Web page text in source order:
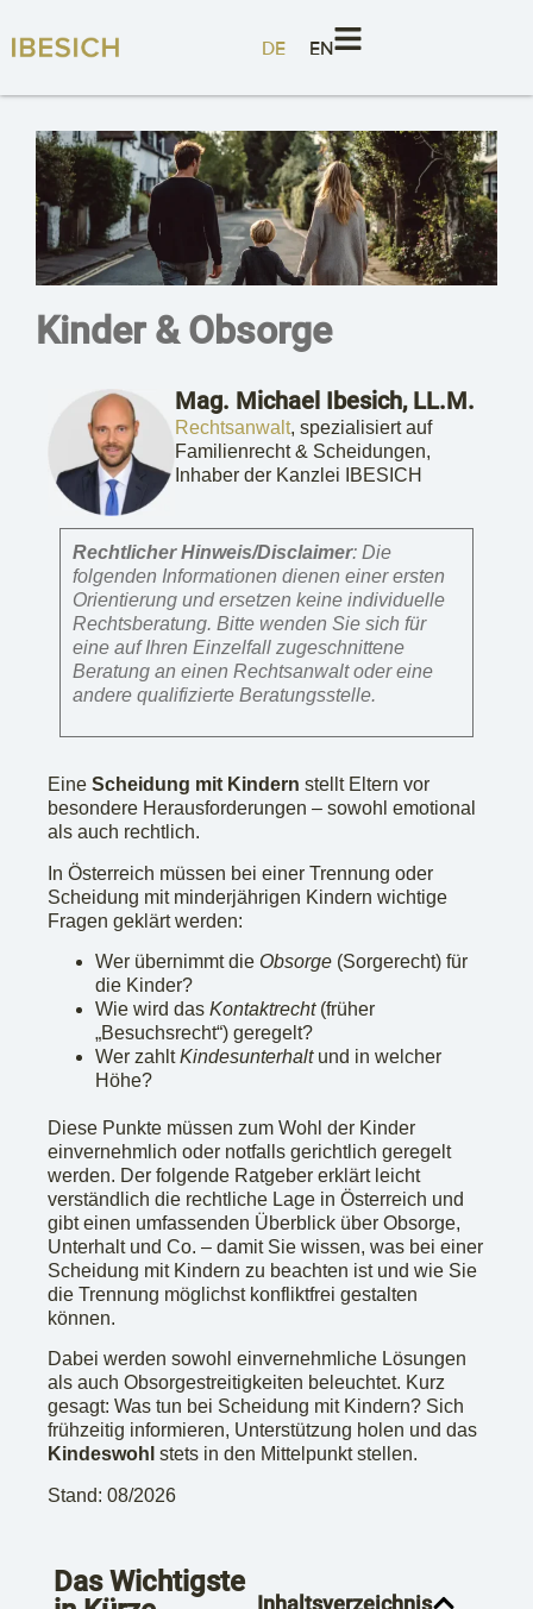
DE EN
Kinder & Obsorge
Mag. Michael Ibesich, LL.M.
Rechtsanwalt, spezialisiert auf
Familienrecht & Scheidungen,
Inhaber der Kanzlei IBESICH
Rechtlicher Hinweis/Disclaimer: Die
folgenden Informationen dienen einer ersten
Orientierung und ersetzen keine individuelle
Rechtsberatung. Bitte wenden Sie sich für
eine auf Ihren Einzelfall zugeschnittene
Beratung an einen Rechtsanwalt oder eine
andere qualifizierte Beratungsstelle.
Eine Scheidung mit Kindern stellt Eltern vor
besondere Herausforderungen – sowohl emotional
als auch rechtlich.
In Österreich müssen bei einer Trennung oder
Scheidung mit minderjährigen Kindern wichtige
Fragen geklärt werden:
Wer übernimmt die Obsorge (Sorgerecht) für
die Kinder?
Wie wird das Kontaktrecht(früher
„Besuchsrecht“) geregelt?
Wer zahltKindesunterhaltund in welcher
Höhe?
Diese Punkte müssen zum Wohl der Kinder
einvernehmlich oder notfalls gerichtlich geregelt
werden. Der folgende Ratgeber erklärt leicht
verständlich die rechtliche Lage in Österreich und
gibt einen umfassenden Überblick über Obsorge,
Unterhalt und Co. – damit Sie wissen, was bei einer
Scheidung mit Kindern zu beachten ist und wie Sie
die Trennung möglichst konfliktfrei gestalten
können.
Dabei werden sowohl einvernehmliche Lösungen
als auch Obsorgestreitigkeiten beleuchtet. Kurz
gesagt: Was tun bei Scheidung mit Kindern? Sich
frühzeitig informieren, Unterstützung holen und das
Kindeswohl stets in den Mittelpunkt stellen.
Stand: 08/2026
Das Wichtigste
Inhaltsverzeichnis